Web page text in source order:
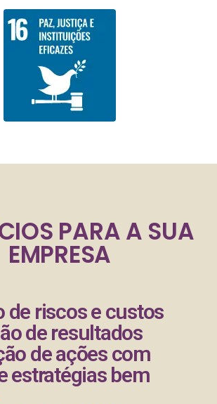
PARA A SUA
EMPRESA
de riscos e custos
de resultados
de ações com
estratégias bem